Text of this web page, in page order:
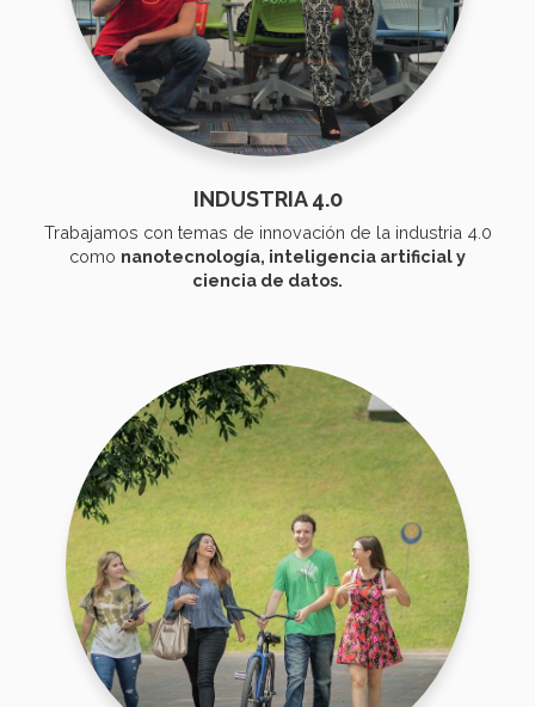
INDUSTRIA 4.0
Trabajamos con temas de innovación de la industria 4.0
como nanotecnología, inteligencia artificial y
ciencia de datos.